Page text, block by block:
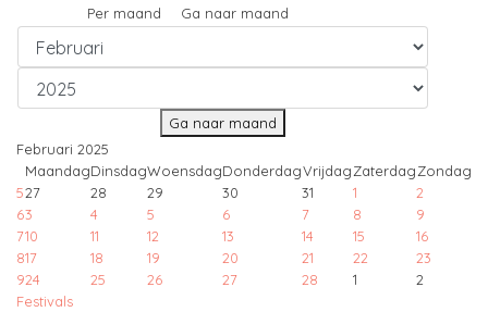
Per maand Ga naar maand
Ga naar maand
Februari 2025
MaandagDinsdagWoensdagDonderdagVrijdagZaterdagZondag
527 28 29 30 31 1
2
63 4 5 6 7 8
9
710 11 12 13 14 15
16
817 18 19 20 21 22
23
924 25 26 27 28 1
2
Festivals